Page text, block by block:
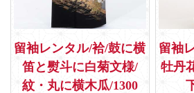
留袖レンタル/袷/鼓に横
笛と熨斗に白菊文様/
紋・丸に横木瓜/1300
留袖
牡丹